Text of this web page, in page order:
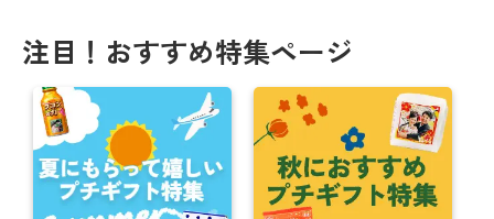
注目！おすすめ特集ページ